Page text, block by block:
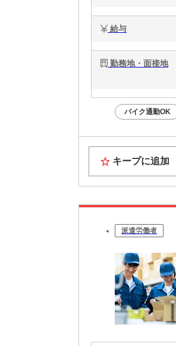
給与
勤務地・面接地
バイク通勤OK
キープに追加
派遣労働者